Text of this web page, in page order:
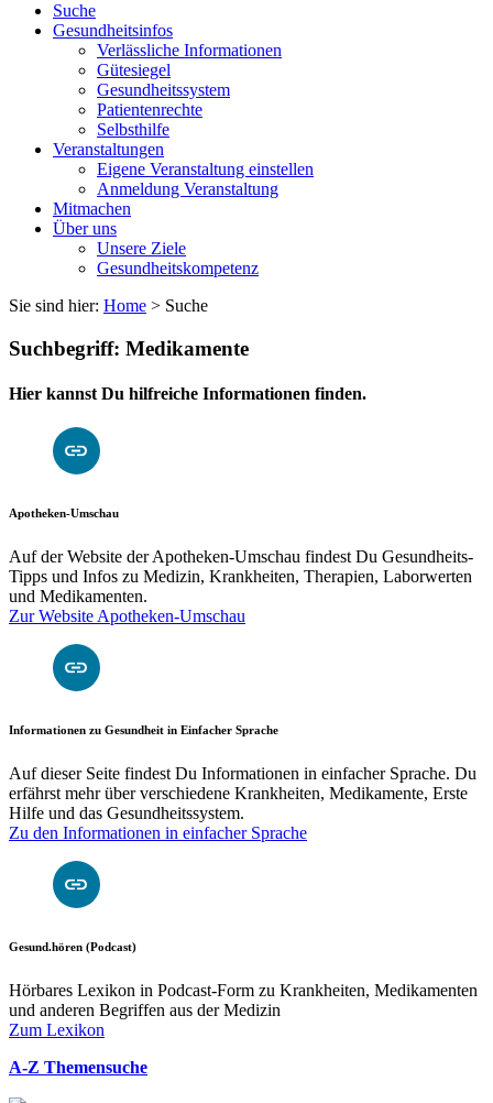
Suche
Gesundheitsinfos
Verlässliche Informationen
Gütesiegel
Gesundheitssystem
Patientenrechte
Selbsthilfe
Veranstaltungen
Eigene Veranstaltung einstellen
Anmeldung Veranstaltung
Mitmachen
Über uns
Unsere Ziele
Gesundheitskompetenz
Sie sind hier: Home > Suche
Suchbegriff: Medikamente
Hier kannst Du hilfreiche Informationen finden.
Apotheken-Umschau
Auf der Website der Apotheken-Umschau findest Du Gesundheits-
Tipps und Infos zu Medizin, Krankheiten, Therapien, Laborwerten
und Medikamenten.
Zur Website Apotheken-Umschau
Informationen zu Gesundheit in Einfacher Sprache
Auf dieser Seite findest Du Informationen in einfacher Sprache. Du
erfährst mehr über verschiedene Krankheiten, Medikamente, Erste
Hilfe und das Gesundheitssystem.
Zu den Informationen in einfacher Sprache
Gesund.hören (Podcast)
Hörbares Lexikon in Podcast-Form zu Krankheiten, Medikamenten
und anderen Begriffen aus der Medizin
Zum Lexikon
A-Z Themensuche